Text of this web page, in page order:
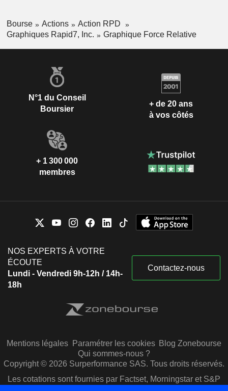
Bourse Actions
Action RPD
Graphiques Rapid7, Inc.
Graphique Force Relative
N°1 du Conseil
Boursier
+ de 20 ans
à vos côtés
+ 1 300 000
membres
NOS EXPERTS À VOTRE
ÉCOUTE
Lundi - Vendredi 9h-12h / 14h-
18h
Contactez-nous
Mentions légales Paramétrer les cookies Blog Zonebourse
Qui sommes-nous ?
Copyright © 2026 Surperformance SAS. Tous droits réservés.
Les cotations sont fournies par Factset, Morningstar et S&P